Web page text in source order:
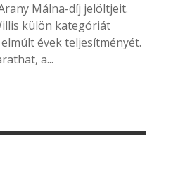
Málna-díj jelöltjeit.
külön kategóriát
évek teljesítményét.
a...